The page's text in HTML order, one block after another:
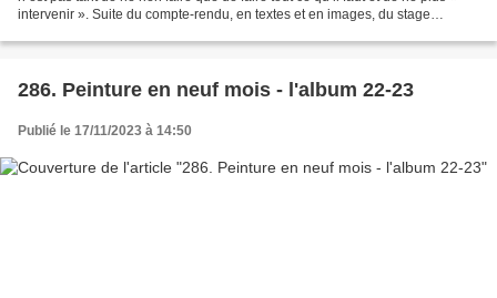
intervenir ». Suite du compte-rendu, en textes et en images, du stage
286. Peinture en neuf mois - l'album 22-23
Publié le 17/11/2023 à 14:50